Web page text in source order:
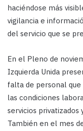
haciéndose más
vigilancia e
del servicio que se
En el Pleno de
Izquierda Unida
falta de personal
las condiciones
servicios privatizados
También en el mes